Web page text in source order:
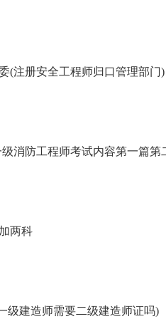
(注册安全工程师归口管理部门)
消防工程师考试内容第一篇第
两科
级建造师需要二级建造师证吗)